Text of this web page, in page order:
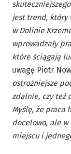
jest trend, który
w Dolinie
wprowadzały
które ściągają
uwagę Piotr
ostrożniejsze
zdalnie, czy też
Myślę, że praca
docelowo, ale
miejscu i